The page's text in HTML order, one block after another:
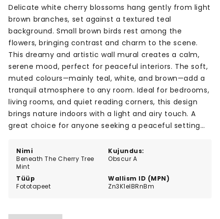
Nimi
Beneath The Cherry Tree
Mint
Kujundus:
Obscur A
Tüüp
Fototapeet
Wallism ID (MPN)
Zn3K1elBRnBm
Delicate white cherry blossoms hang gently from light
brown branches, set against a textured teal
background. Small brown birds rest among the
flowers, bringing contrast and charm to the scene.
This dreamy and artistic wall mural creates a calm,
serene mood, perfect for peaceful interiors. The soft,
muted colours—mainly teal, white, and brown—add a
tranquil atmosphere to any room. Ideal for bedrooms,
living rooms, and quiet reading corners, this design
brings nature indoors with a light and airy touch. A
great choice for anyone seeking a peaceful setting